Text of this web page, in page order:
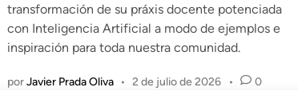
transformación de su práxis docente potenciada
con Inteligencia Artificial a modo de ejemplos e
inspiración para toda nuestra comunidad.
porJavier Prada Oliva • 2 de julio de 2026 • 0